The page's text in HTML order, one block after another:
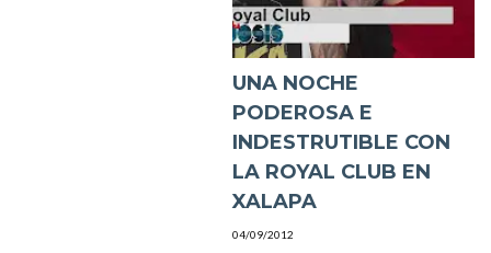
UNA NOCHE
PODEROSA E
INDESTRUTIBLE CON
LA ROYAL CLUB EN
XALAPA
04/09/2012